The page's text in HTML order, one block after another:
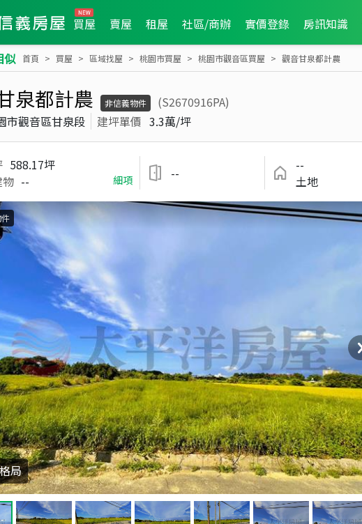
買屋 賣屋 租屋 社區/商辦 實價登錄 房訊知識
似 首頁 買屋 區域找屋 桃園市買屋 桃園市觀音區買屋 觀音甘泉都計農
泉都計農 非信義物件
(S2670916PA)
市觀音區甘泉段 建坪單價 3.3萬/坪
588.17坪
-- 細項 --
--
土地
局